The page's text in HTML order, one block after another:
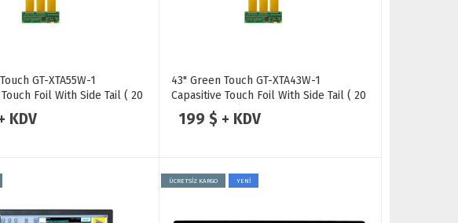
GT-XTA55W-1
Foil With Side Tail ( 20
) Dokunmatik Folyo
KDV
43" Green Touch GT-XTA43W-1
Capasitive Touch Foil With Side Tail ( 20
Touch Points ) Dokunmatik Folyo
199 $ + KDV
ÜCRETSİZ KARGO YENİ